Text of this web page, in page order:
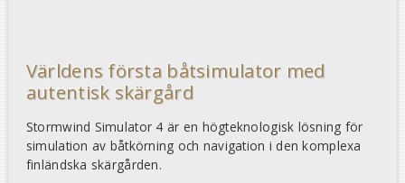
Världens första båtsimulator med
autentisk skärgård
Stormwind Simulator 4 är en högteknologisk lösning för
simulation av båtkörning och navigation i den komplexa
finländska skärgården.